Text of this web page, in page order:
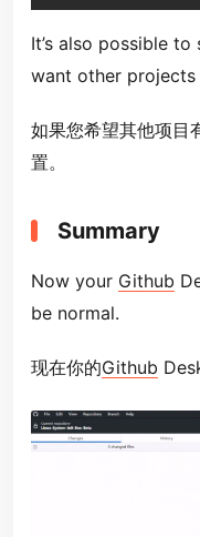
It’s also possible
want other
如果您希望其他项目
置。
Summary
Now your Github
be normal.
现在你的Github